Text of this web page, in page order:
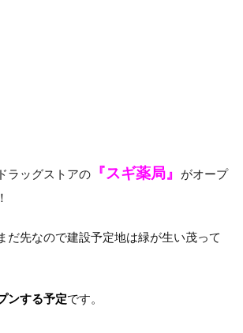
ラッグストアの 『スギ薬局』
がオープ
だ先なので建設予定地は緑が生い茂って
ンする予定です。